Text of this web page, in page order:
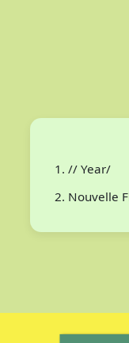
// Year/
Nouvelle